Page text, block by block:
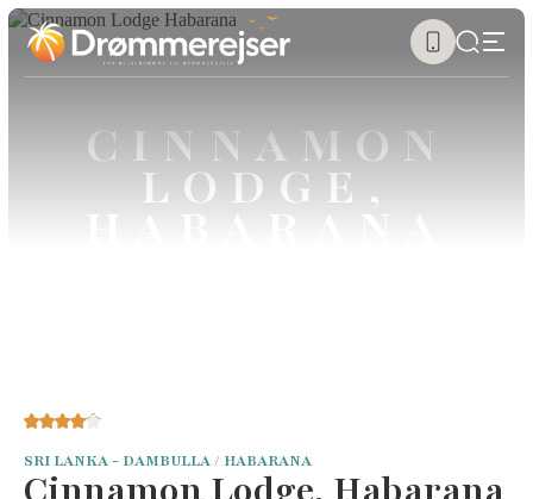
CINNAMON
LODGE,
HABARANA
SRI LANKA - DAMBULLA / HABARANA